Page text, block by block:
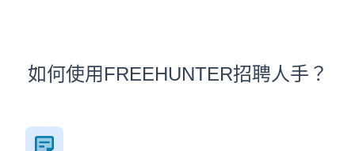
如何使用FREEHUNTER招聘人手？